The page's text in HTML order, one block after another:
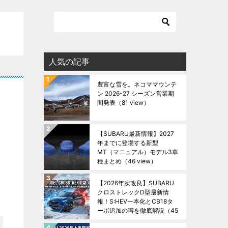
人気の記事
豊富な雪を。ネコママウンテ
ン 2026-27 シーズン営業期
間発表 （81 view）
【SUBARU最新情報】2027
年までに登場する新型
MT（マニュアル）モデル3車
種まとめ （46 view）
【2026年次改良】SUBARU
クロストレックD型最新情
報！S:HEV一本化とCB18タ
ーボ追加の噂を徹底解説 （45